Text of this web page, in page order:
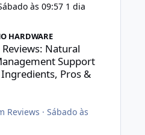
às 09:57 1 dia
Weight Management
HARDWARE
Natural
Support
Pros &
Reviews · Sábado às